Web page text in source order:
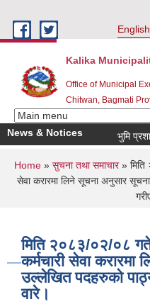
English
Kalika
Office of Municipal
Chitwan, Bagmati
News & Notices भुमि
You are here
Home » सुचना तथा समाचार» मिति
सेवा करारमा लिने सूचना अनुसार
मिति २०८३/०२/०८
कर्मचारी सेवा
उल्लेखित पदहरुको
वारे।